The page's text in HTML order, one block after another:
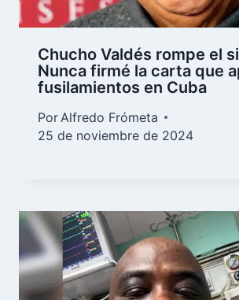
Chucho Valdés rompe el
Nunca firmé la carta que
fusilamientos en Cuba
Por Alfredo Frómeta
25 de noviembre de 2024